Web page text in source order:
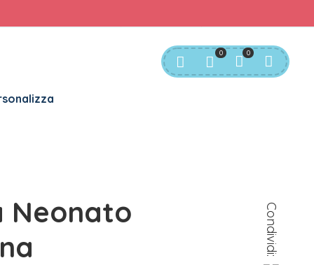
0
0
Condividi:
Neonato